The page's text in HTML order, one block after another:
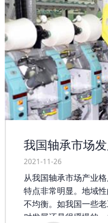
我国轴承市场
2021-11-26
从我国轴承市场产业
特点非常明显。地域
不均衡。如我国一些
对发展还是很缓慢的